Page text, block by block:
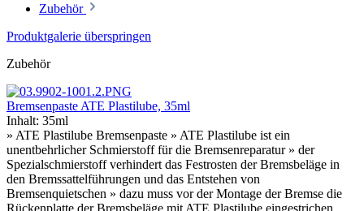
Zubehör
Produktgalerie überspringen
Zubehör
Bremsenpaste ATE Plastilube, 35ml
Inhalt: 35ml
» ATE Plastilube Bremsenpaste » ATE Plastilube ist ein
unentbehrlicher Schmierstoff für die Bremsenreparatur » der
Spezialschmierstoff verhindert das Festrosten der Bremsbeläge in
den Bremssattelführungen und das Entstehen von
Bremsenquietschen » dazu muss vor der Montage der Bremse die
Rückenplatte der Bremsbeläge mit ATE Plastilube eingestrichen